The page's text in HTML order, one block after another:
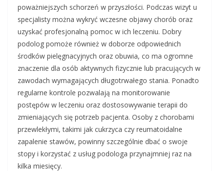
poważniejszych schorzeń w przyszłości. Podczas wizyt u
specjalisty można wykryć wczesne objawy chorób oraz
uzyskać profesjonalną pomoc w ich leczeniu. Dobry
podolog pomoże również w doborze odpowiednich
środków pielęgnacyjnych oraz obuwia, co ma ogromne
znaczenie dla osób aktywnych fizycznie lub pracujących w
zawodach wymagających długotrwałego stania. Ponadto
regularne kontrole pozwalają na monitorowanie
postępów w leczeniu oraz dostosowywanie terapii do
zmieniających się potrzeb pacjenta. Osoby z chorobami
przewlekłymi, takimi jak cukrzyca czy reumatoidalne
zapalenie stawów, powinny szczególnie dbać o swoje
stopy i korzystać z usług podologa przynajmniej raz na
kilka miesięcy.